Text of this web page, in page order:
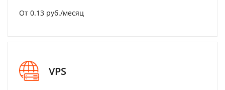
От 0.13 руб./месяц
VPS